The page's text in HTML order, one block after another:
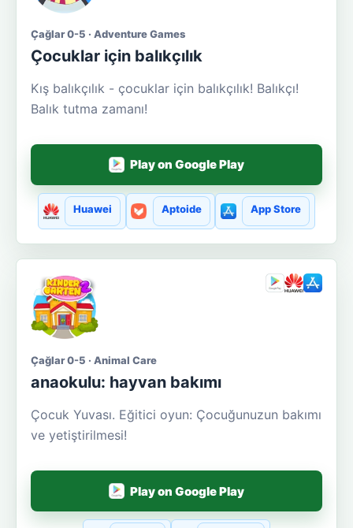
Çağlar 0-5 · Adventure Games
Çocuklar için balıkçılık
Kış balıkçılık - çocuklar için balıkçılık! Balıkçı!
Balık tutma zamanı!
Play on Google Play
Huawei Aptoide App Store
Çağlar 0-5 · Animal Care
anaokulu: hayvan bakımı
Çocuk Yuvası. Eğitici oyun: Çocuğunuzun bakımı
ve yetiştirilmesi!
Play on Google Play